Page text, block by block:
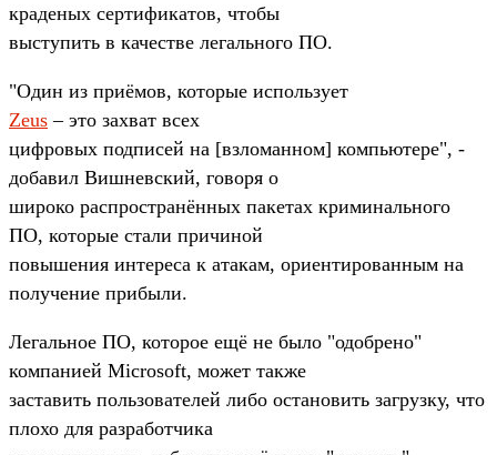
краденых сертификатов, чтобы
выступить в качестве легального ПО.
"Один из приёмов, которые использует
Zeus – это захват всех
цифровых подписей на [взломанном] компьютере", -
добавил Вишневский, говоря о
широко распространённых пакетах криминального
ПО, которые стали причиной
повышения интереса к атакам, ориентированным на
получение прибыли.
Легальное ПО, которое ещё не было "одобрено"
компанией Microsoft, может также
заставить пользователей либо остановить загрузку, что
плохо для разработчика